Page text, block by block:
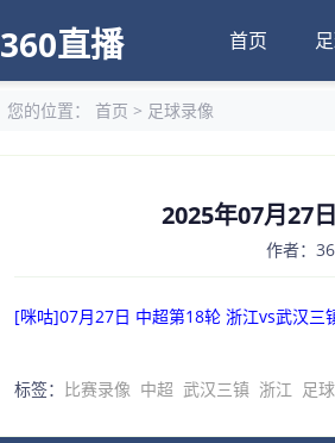
360直播 首页
您的位置： 首页 > 足球录像
2025年07月27
作者：
[咪咕]07月27日 中超第18轮 浙江vs武汉三
标签： 比赛录像 中超 武汉三镇 浙江 足球